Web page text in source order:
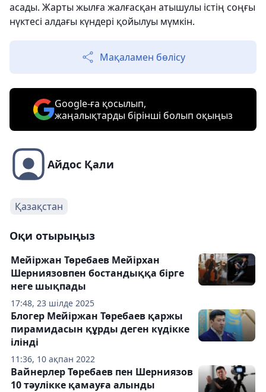
асады. Жарты жылға жалғасқан атышулы істің соңғы
нүктесі алдағы күндері қойылуы мүмкін.
Мақаламен бөлісу
Google-ға қосылып,
жаңалықтарды бірінші болып оқыңыз
Айдос Қали
Қазақстан
Оқи отырыңыз
17:48, 23 шілде 2025
Мейіржан Төребаев Мейірхан
Шерниязовпен бостандыққа бірге
неге шықпады
11:36, 10 ақпан 2022
Блогер Мейіржан Төребаев қаржы
пирамидасын құрды деген күдікке
ілінді
Вайнерлер Төребаев пен Шерниязов
10 тәулікке қамауға алынды